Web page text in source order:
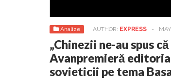
Analize AUTHOR: EXPRESS -
„Chinezii ne-au spus
Avanpremieră
sovieticii pe tema